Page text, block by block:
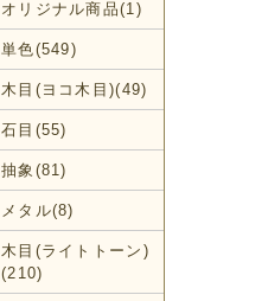
オリジナル商品(1)
単色(549)
木目(ヨコ木目)(49)
石目(55)
抽象(81)
メタル(8)
木目(ライトトーン)
(210)